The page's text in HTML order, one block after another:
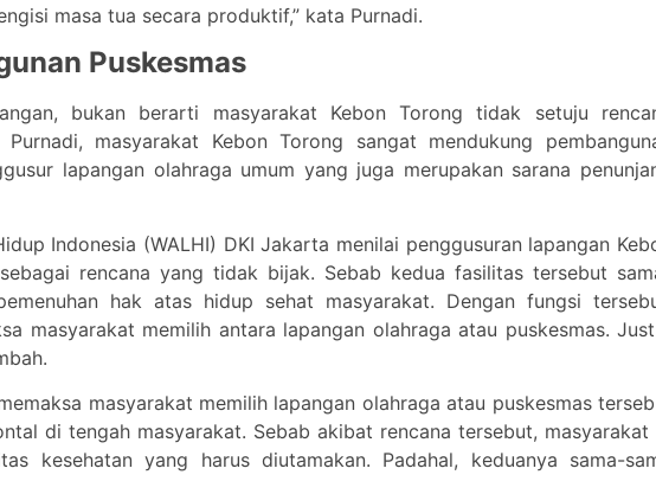
masa tua secara produktif,” kata Purnadi.
Puskesmas
bukan berarti masyarakat Kebon Torong tidak setuju
Purnadi, masyarakat Kebon Torong sangat mendukung
lapangan olahraga umum yang juga merupakan sarana
Indonesia (WALHI) DKI Jakarta menilai penggusuran lapangan
rencana yang tidak bijak. Sebab kedua fasilitas tersebut
hak atas hidup sehat masyarakat. Dengan fungsi
masyarakat memilih antara lapangan olahraga atau puskesmas.
masyarakat memilih lapangan olahraga atau puskesmas
di tengah masyarakat. Sebab akibat rencana tersebut, masyarakat
kesehatan yang harus diutamakan. Padahal, keduanya sama-